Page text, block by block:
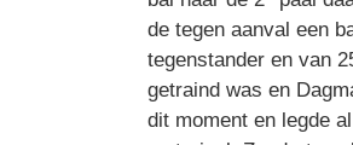
de tegen aanval een
tegenstander en van
getraind was en
dit moment en legde